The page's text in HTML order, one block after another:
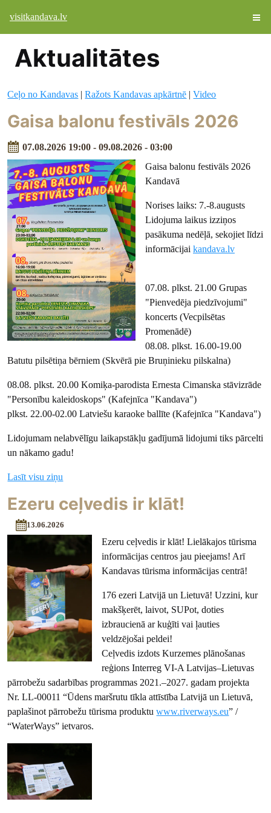
visitkandava.lv
Aktualitātes
Ceļo no Kandavas |Ražots Kandavas apkārtnē |Video
Gaisa balonu festivāls 2026
07.08.2026 19:00 - 09.08.2026 - 03:00
Gaisa balonu festivāls 2026
Kandavā
Norises laiks: 7.-8.augusts
Lidojuma laikus izziņos
pasākuma nedēļā, sekojiet līdzi
informācijai kandava.lv
07.08. plkst. 21.00 Grupas
"Pienvedēja piedzīvojumi"
koncerts (Vecpilsētas
Promenādē)
08.08. plkst. 16.00-19.00
Batutu pilsētiņa bērniem (Skvērā pie Bruņinieku pilskalna)
08.08. plkst. 20.00 Komiķa-parodista Ernesta Cimanska stāvizrāde
"Personību kaleidoskops" (Kafejnīca "Kandava")
plkst. 22.00-02.00 Latviešu karaoke ballīte (Kafejnīca "Kandava")
Lidojumam nelabvēlīgu laikapstākļu gadījumā lidojumi tiks pārcelti
un nākamo gadu!
Lasīt visu ziņu
Ezeru ceļvedis ir klāt!
13.06.2026
Ezeru ceļvedis ir klāt! Lielākajos tūrisma
informācijas centros jau pieejams! Arī
Kandavas tūrisma informācijas centrā!
176 ezeri Latvijā un Lietuvā! Uzzini, kur
makšķerēt, laivot, SUPot, doties
izbraucienā ar kuģīti vai ļauties
veldzējošai peldei!
Ceļvedis izdots Kurzemes plānošanas
reģions Interreg VI-A Latvijas–Lietuvas
pārrobežu sadarbības programmas 2021.–2027. gadam projekta
Nr. LL-00011 “Ūdens maršrutu tīkla attīstība Latvijā un Lietuvā,
paplašinot pārrobežu tūrisma produktuwww.riverways.eu” /
“WaterWays” ietvaros.